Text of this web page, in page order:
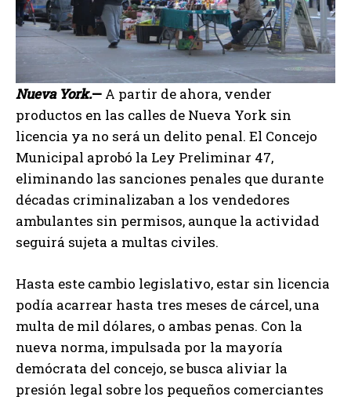
Nueva York.— A partir de ahora, vender
productos en las calles de Nueva York sin
licencia ya no será un delito penal. El Concejo
Municipal aprobó la Ley Preliminar 47,
eliminando las sanciones penales que durante
décadas criminalizaban a los vendedores
ambulantes sin permisos, aunque la actividad
seguirá sujeta a multas civiles.
Hasta este cambio legislativo, estar sin licencia
podía acarrear hasta tres meses de cárcel, una
multa de mil dólares, o ambas penas. Con la
nueva norma, impulsada por la mayoría
demócrata del concejo, se busca aliviar la
presión legal sobre los pequeños comerciantes